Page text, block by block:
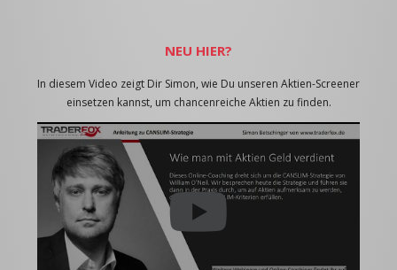
NEU HIER?
In diesem Video zeigt Dir Simon, wie Du unseren Aktien-Screener
einsetzen kannst, um chancenreiche Aktien zu finden.